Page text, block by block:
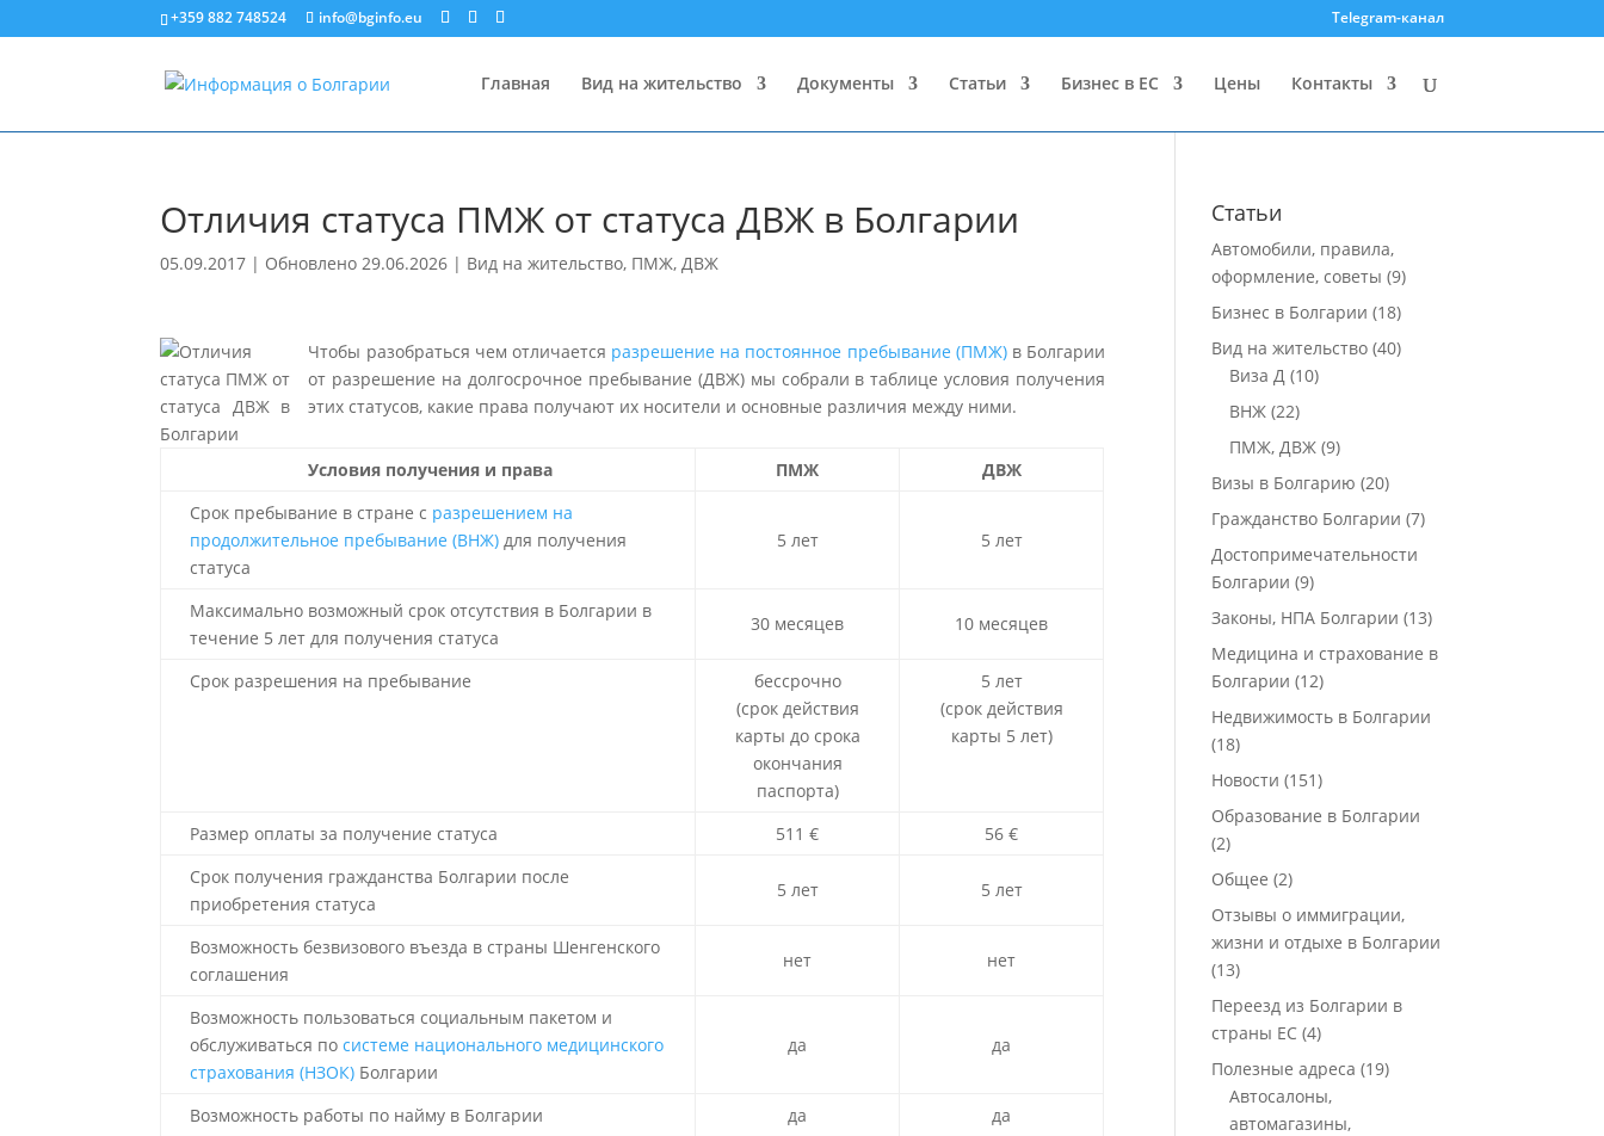
+359 882 748524 info@bginfo.eu Telegram-канал
Главная Вид на жительство Документы Статьи Бизнес в ЕС Цены Контакты
Отличия статуса ПМЖ от статуса ДВЖ в Болгарии
05.09.2017 | Обновлено 29.06.2026 | Вид на жительство, ПМЖ, ДВЖ
Чтобы разобраться чем отличается разрешение на постоянное пребывание (ПМЖ)в Болгарии
от разрешение на долгосрочное пребывание (ДВЖ) мы собрали в таблице условия получения
этих статусов, какие права получают их носители и основные различия между ними.
Условия получения и права ПМЖ
ДВЖ
Срок пребывание в стране с разрешением на
продолжительное пребывание (ВНЖ) для получения
статуса
5 лет 5 лет
Максимально возможный срок отсутствия в Болгарии в
течение 5 лет для получения статуса
30 месяцев 10 месяцев
Срок разрешения на пребывание
бессрочно
(срок действия
карты до срока
окончания
паспорта)
5 лет
(срок действия
карты 5 лет)
Размер оплаты за получение статуса 511 €
56 €
Срок получения гражданства Болгарии после
приобретения статуса
5 лет 5 лет
Возможность безвизового въезда в страны Шенгенского
соглашения
нет нет
Возможность пользоваться социальным пакетом и
обслуживаться посистеме национального медицинского
страхования (НЗОК) Болгарии
да да
Возможность работы по найму в Болгарии да
да
Статьи
Автомобили, правила,
оформление, советы (9)
Бизнес в Болгарии (18)
Вид на жительство (40)
Виза Д (10)
ВНЖ (22)
ПМЖ, ДВЖ (9)
Визы в Болгарию (20)
Гражданство Болгарии (7)
Достопримечательности
Болгарии (9)
Законы, НПА Болгарии (13)
Медицина и страхование в
Болгарии (12)
Недвижимость в Болгарии
(18)
Новости (151)
Образование в Болгарии
(2)
Общее (2)
Отзывы о иммиграции,
жизни и отдыхе в Болгарии
(13)
Переезд из Болгарии в
страны ЕС (4)
Полезные адреса (19)
Автосалоны,
автомагазины,